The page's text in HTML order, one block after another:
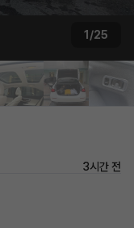
1/25
3시간 전